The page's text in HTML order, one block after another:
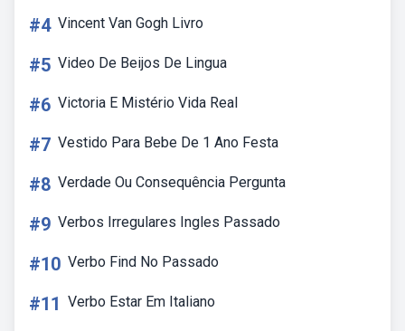
#4 Vincent Van Gogh Livro
#5 Video De Beijos De Lingua
#6 Victoria E Mistério Vida Real
#7 Vestido Para Bebe De 1 Ano Festa
#8 Verdade Ou Consequência Pergunta
#9 Verbos Irregulares Ingles Passado
#10 Verbo Find No Passado
#11 Verbo Estar Em Italiano